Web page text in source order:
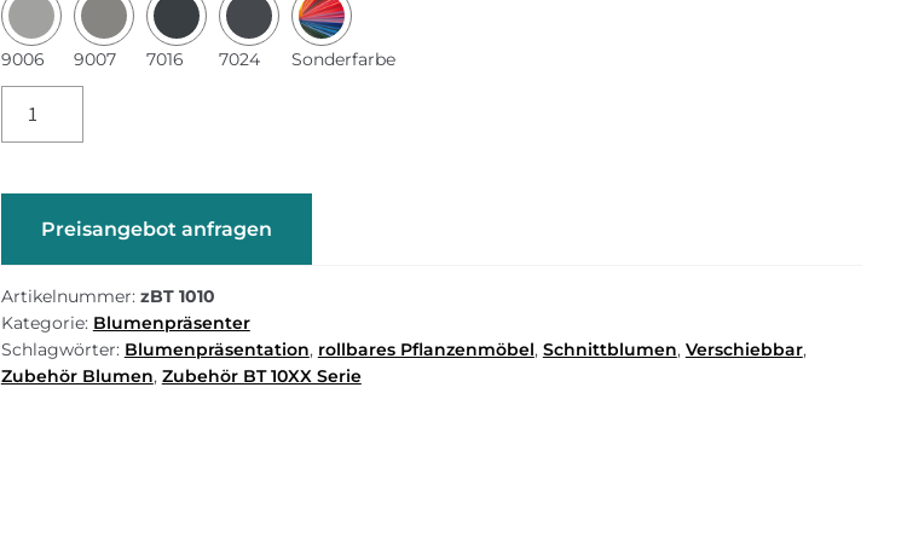
9006 9007 7016 7024 Sonderfarbe
Haltering
Preisangebot anfragen
Artikelnummer: zBT 1010
Kategorie: Blumenpräsenter
Schlagwörter: Blumenpräsentation, rollbares Pflanzenmöbel, Schnittblumen, Verschiebbar,
Zubehör Blumen, Zubehör BT 10XX Serie